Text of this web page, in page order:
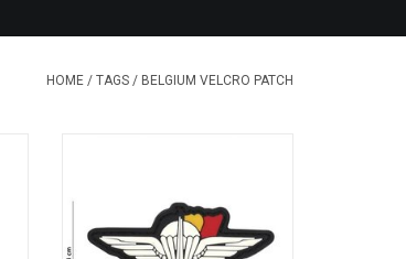
HOME / TAGS / BELGIUM VELCRO PATCH
TOEVOEGEN AAN WINKELWAGEN